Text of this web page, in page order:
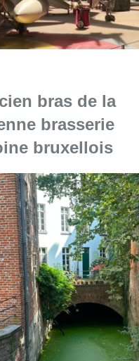
bras de la
brasserie
bruxellois